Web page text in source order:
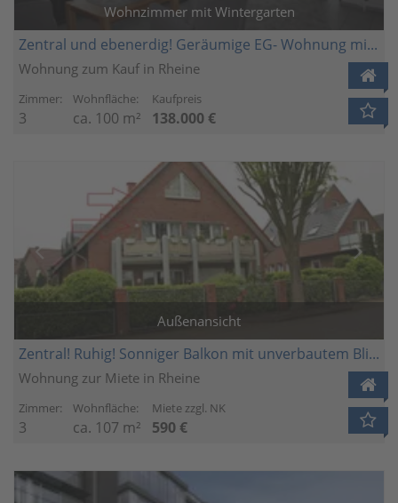
Wohnzimmer mit Wintergarten
Zentral und ebenerdig! Geräumige EG- Wohnung mit Wintergarten!!!
Wohnung zum Kauf in Rheine
Zimmer:
3
Wohnfläche:
ca. 100 m²
Kaufpreis
138.000 €
Außenansicht
Zentral! Ruhig! Sonniger Balkon mit unverbautem Blick in die Emsaue!
Wohnung zur Miete in Rheine
Zimmer:
3
Wohnfläche:
ca. 107 m²
Miete zzgl. NK
590 €